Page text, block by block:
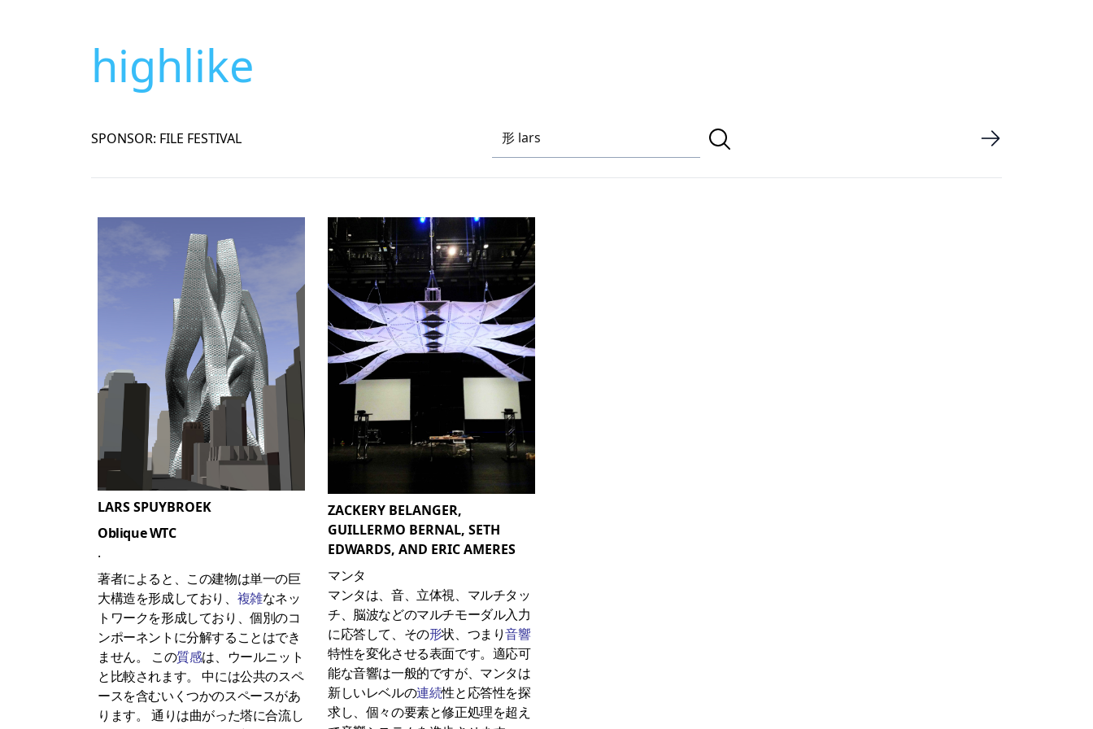
highlike
SPONSOR: FILE FESTIVAL
LARS SPUYBROEK
Oblique WTC
.
著者によると、この建物は単一の巨
大構造を形成しており、 複雑なネッ
トワークを形成しており、個別のコ
ンポーネントに分解することはでき
ません。 この質感は、ウールニット
と比較されます。 中には公共のスペ
ースを含むいくつかのスペースがあ
ります。 通りは曲がった塔に合流し
ZACKERY BELANGER,
GUILLERMO BERNAL, SETH
EDWARDS, AND ERIC AMERES
マンタ
マンタは、音、立体視、マルチタッ
チ、脳波などのマルチモーダル入力
に応答して、その形状、つまり音響
特性を変化させる表面です。適応可
能な音響は一般的ですが、マンタは
新しいレベルの連続性と応答性を探
求し、個々の要素と修正処理を超え